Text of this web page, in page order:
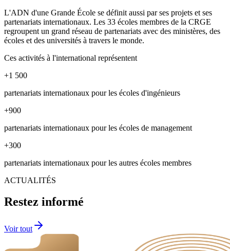
L'ADN d'une Grande École se définit aussi par ses projets et ses
partenariats internationaux. Les 33 écoles membres de la CRGE
regroupent un grand réseau de partenariats avec des ministères, des
écoles et des universités à travers le monde.
Ces activités à l'international représentent
+1 500
partenariats internationaux pour les écoles d'ingénieurs
+900
partenariats internationaux pour les écoles de management
+300
partenariats internationaux pour les autres écoles membres
ACTUALITÉS
Restez informé
Voir tout